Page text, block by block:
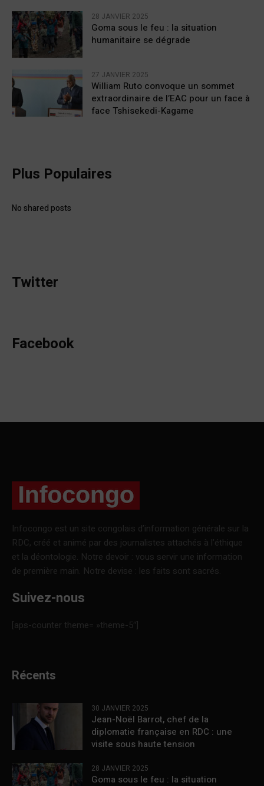
28 JANVIER 2025
Goma sous le feu : la situation
humanitaire se dégrade
27 JANVIER 2025
William Ruto convoque un sommet
extraordinaire de l’EAC pour un face à
face Tshisekedi-Kagame
Plus Populaires
No shared posts
Twitter
Facebook
Infocongo est un site congolais d’information générale sur la
RDC, créé et animé par des journalistes attachés à l’éthique
et la déontologie. Notre devoir : vous servir une information
de première main. Notre devise : les faits sont sacrés.
Suivez-nous
[aps-counter theme= »theme-5″]
Récents
30 JANVIER 2025
Jean-Noël Barrot, chef de la
diplomatie française en RDC : une
visite sous haute tension
28 JANVIER 2025
Goma sous le feu : la situation